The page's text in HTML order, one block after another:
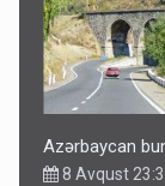
Azərbaycan
8 Avqust